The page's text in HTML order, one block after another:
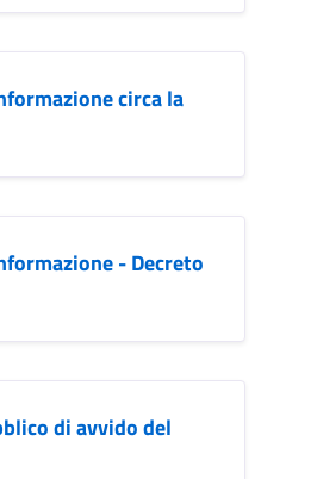
circa la
- Decreto
di avvido del